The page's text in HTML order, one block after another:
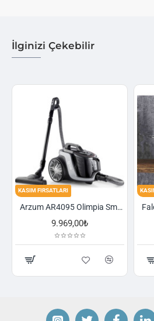
İlginizi Çekebilir
Falez Black Line 26 cm Tencere